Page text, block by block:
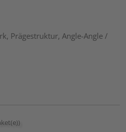
Prägestruktur, Angle-Angle /